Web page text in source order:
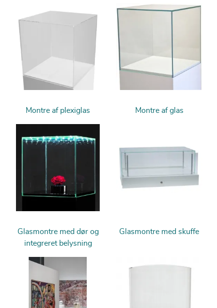
Montre af plexiglas Montre af glas
Glasmontre med dør og
integreret belysning
Glasmontre med skuffe